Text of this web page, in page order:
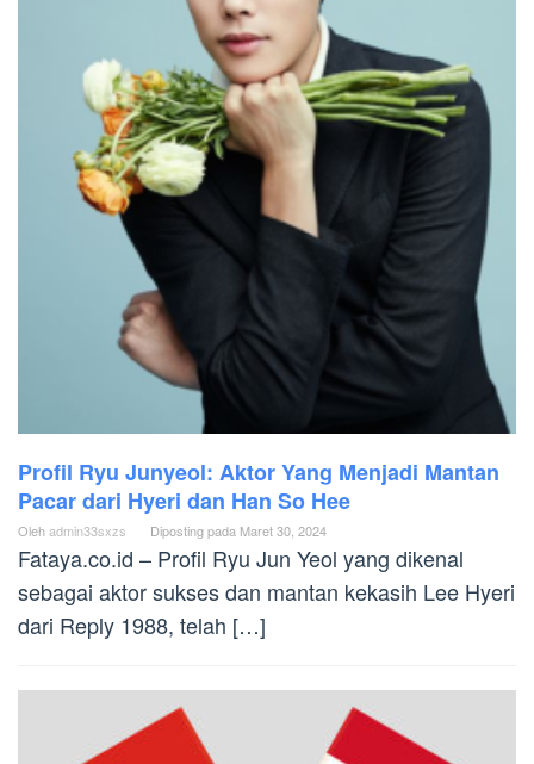
Profil Ryu Junyeol: Aktor Yang Menjadi Mantan
Pacar dari Hyeri dan Han So Hee
Olehadmin33sxzs Diposting pada Maret 30, 2024
Fataya.co.id – Profil Ryu Jun Yeol yang dikenal
sebagai aktor sukses dan mantan kekasih Lee Hyeri
dari Reply 1988, telah […]